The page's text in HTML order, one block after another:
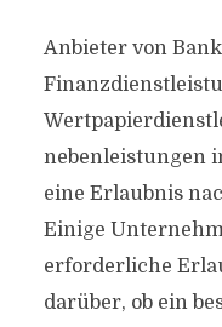
Anbieter von
nebenleistungen
eine Erlaubnis
Einige
erforderliche
darüber, ob ein